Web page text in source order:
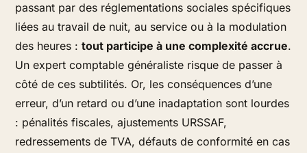
passant par des réglementations sociales spécifiques
liées au travail de nuit, au service ou à la modulation
des heures :tout participe à une complexité accrue.
Un expert comptable généraliste risque de passer à
côté de ces subtilités. Or, les conséquences d’une
erreur, d’un retard ou d’une inadaptation sont lourdes
: pénalités fiscales, ajustements URSSAF,
redressements de TVA, défauts de conformité en cas